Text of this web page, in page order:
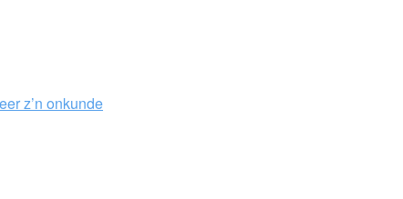
z’n onkunde